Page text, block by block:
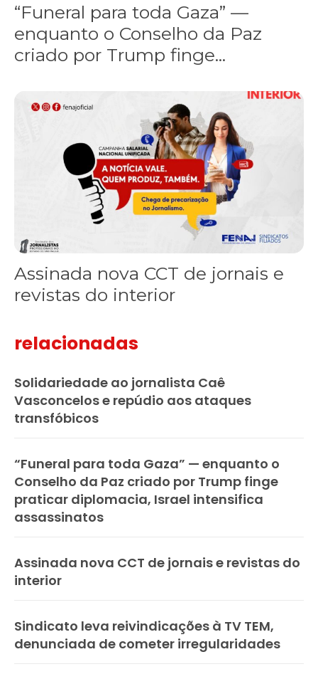
“Funeral para toda Gaza” —
enquanto o Conselho da Paz
criado por Trump finge...
Assinada nova CCT de jornais e revistas do interior
Assinada nova CCT de jornais e
revistas do interior
relacionadas
Solidariedade ao jornalista Caê
Vasconcelos e repúdio aos ataques
transfóbicos
“Funeral para toda Gaza” — enquanto o
Conselho da Paz criado por Trump finge
praticar diplomacia, Israel intensifica
assassinatos
Assinada nova CCT de jornais e revistas do
interior
Sindicato leva reivindicações à TV TEM,
denunciada de cometer irregularidades